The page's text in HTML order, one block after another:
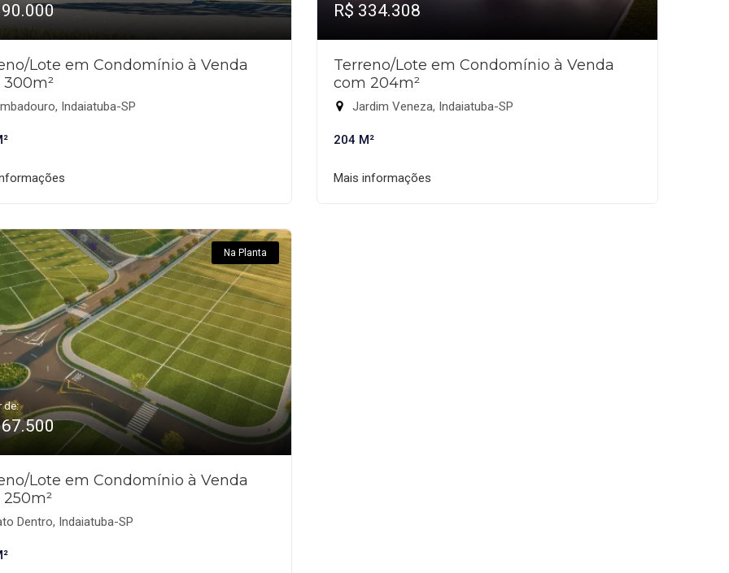
Lote em Condomínio à Venda
Indaiatuba-SP
R$ 334.308
Terreno/Lote em Condomínio à Venda
com 204m²
Jardim Veneza, Indaiatuba-SP
204 M²
Mais informações
Na Planta
de:
Lote em Condomínio à Venda
Dentro, Indaiatuba-SP